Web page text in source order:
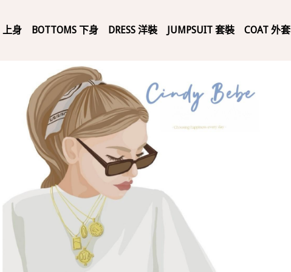
上身 BOTTOMS 下身 DRESS 洋裝 JUMPSUIT 套裝 COAT 外套